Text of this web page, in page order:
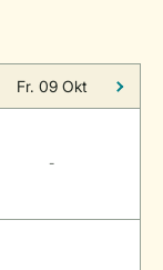
Fr. 09 Okt
-